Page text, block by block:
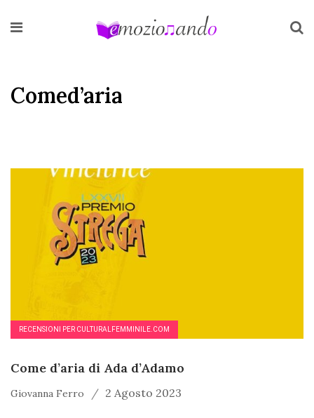
Comed’aria
RECENSIONI PER CULTURALFEMMINILE.COM
Come d’aria di Ada d’Adamo
Giovanna Ferro 2 Agosto 2023